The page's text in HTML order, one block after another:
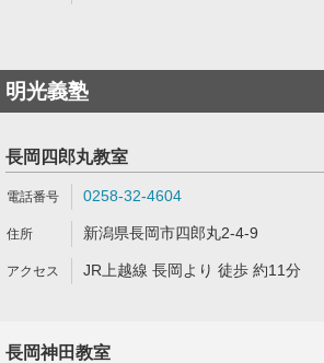
明光義塾
長岡四郎丸教室
0258-32-4604
新潟県長岡市四郎丸2-4-9
JR上越線 長岡より 徒歩 約11分
長岡神田教室